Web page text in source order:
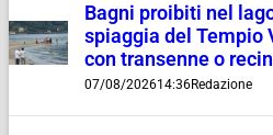
Bagni proibiti nel
spiaggia del Tempio
con transenne o
07/08/202614:36Redazione